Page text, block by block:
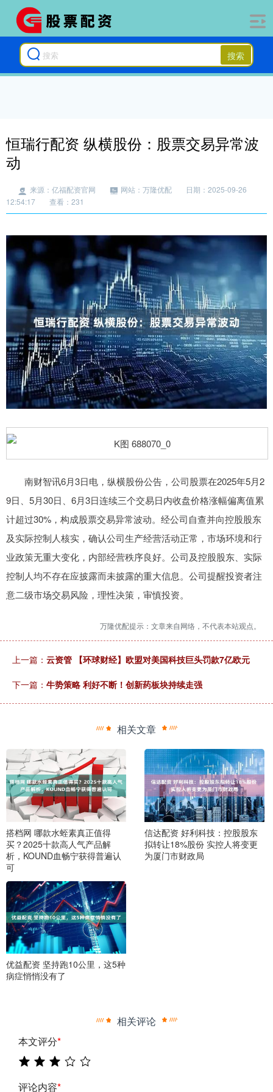
搜索
恒瑞行配资 纵横股份：股票交易异常波
动
来源：亿福配资官网 网站：万隆优配
日期：2025-09-26
12:54:17
查看：231
南财智讯6月3日电，纵横股份公告，公司股票在2025年5月2
9日、5月30日、6月3日连续三个交易日内收盘价格涨幅偏离值累
计超过30%，构成股票交易异常波动。经公司自查并向控股股东
及实际控制人核实，确认公司生产经营活动正常，市场环境和行
业政策无重大变化，内部经营秩序良好。公司及控股股东、实际
控制人均不存在应披露而未披露的重大信息。公司提醒投资者注
意二级市场交易风险，理性决策，审慎投资。
万隆优配提示：文章来自网络，不代表本站观点。
上一篇： 云资管 【环球财经】欧盟对美国科技巨头罚款7亿欧元
下一篇： 牛势策略 利好不断！创新药板块持续走强
相关文章
搭档网 哪款水蛭素真正值得
买？2025十款高人气产品解
析，KOUND血畅宁获得普遍认
可
信达配资 好利科技：控股股东
拟转让18%股份 实控人将变更
为厦门市财政局
优益配资 坚持跑10公里，这5种
病症悄悄没有了
相关评论
本文评分*
评论内容*